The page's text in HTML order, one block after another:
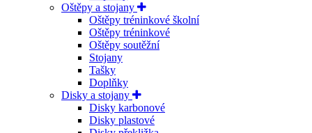
Oštěpy a stojany
Oštěpy tréninkové školní
Oštěpy tréninkové
Oštěpy soutěžní
Stojany
Tašky
Doplňky
Disky a stojany
Disky karbonové
Disky plastové